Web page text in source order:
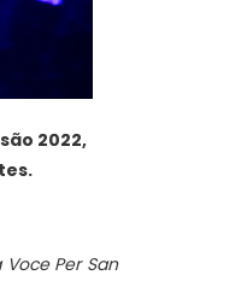
2022,
Voce Per San